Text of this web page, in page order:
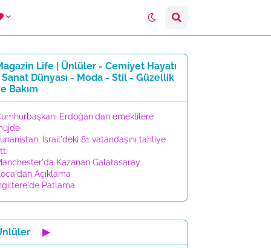
Life | Ünlüler - Cemiyet Hayatı
Dünyası - Moda - Stil - Güzellik
Bakım
Erdoğan'dan emeklilere
İsrail'deki 81 vatandaşını tahliye
Kazanan Galatasaray
Açıklama
Patlama
▶